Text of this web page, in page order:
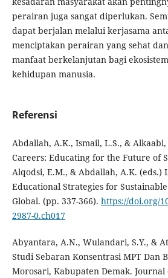
perairan juga sangat diperlukan.
dapat berjalan melalui kerjasama
menciptakan perairan yang sehat
manfaat berkelanjutan bagi
kehidupan manusia.
Referensi
Abdallah, A.K., Ismail, L.S., &
Careers: Educating for the Future of
Alqodsi, E.M., & Abdallah, A.K. (eds.)
Educational Strategies for
Global. (pp. 337-366). https://doi.org/
2987-0.ch017
Abyantara, A.N., Wulandari, S.Y., &
Studi Sebaran Konsentrasi MPT Dan
Morosari, Kabupaten Demak. Journal